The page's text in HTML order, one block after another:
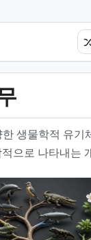
생물학적 유기
으로 나타내는